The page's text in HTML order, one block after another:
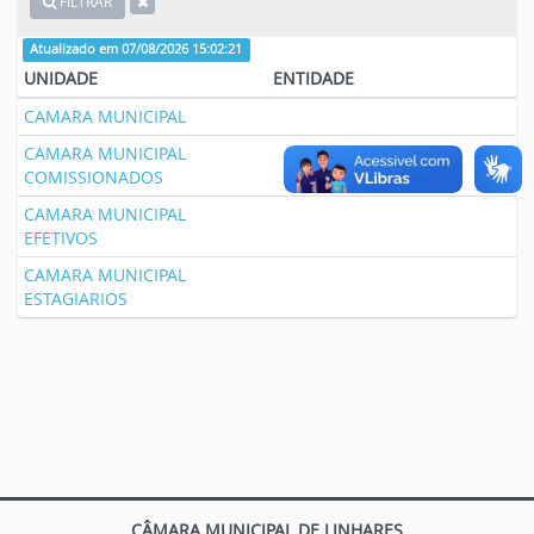
Atualizado em 07/08/2026 15:02:21
UNIDADE
ENTIDADE
CAMARA MUNICIPAL
CAMARA MUNICIPAL
COMISSIONADOS
CAMARA MUNICIPAL
EFETIVOS
CAMARA MUNICIPAL
ESTAGIARIOS